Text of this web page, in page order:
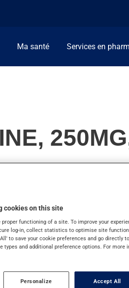
Ma santé Services en
on l'utilise pour
pas moins efficace que les
que votre pharmacien vous ait
bénéfices possibles, assurez-
cookies on this site
functioning of a site. To improve your
log-in, collect statistics to optimise site
to save your cookie preferences and go directly
types and additional preference options. For more
Personalize Accept All